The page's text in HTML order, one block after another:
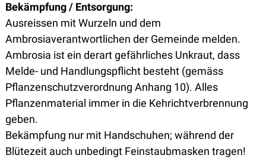
Bekämpfung / Entsorgung:
Ausreissen mit Wurzeln und dem
Ambrosiaverantwortlichen der Gemeinde melden.
Ambrosia ist ein derart gefährliches Unkraut, dass
Melde- und Handlungspflicht besteht (gemäss
Pflanzenschutzverordnung Anhang 10). Alles
Pflanzenmaterial immer in die Kehrichtverbrennung
geben.
Bekämpfung nur mit Handschuhen; während der
Blütezeit auch unbedingt Feinstaubmasken tragen!